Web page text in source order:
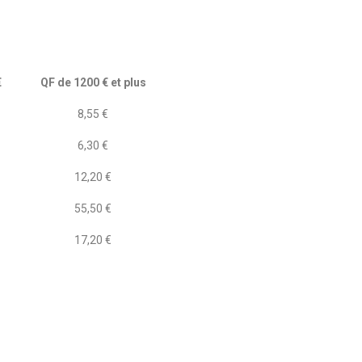
QF de 1200 € et plus
8,55 €
6,30 €
12,20 €
55,50 €
17,20 €